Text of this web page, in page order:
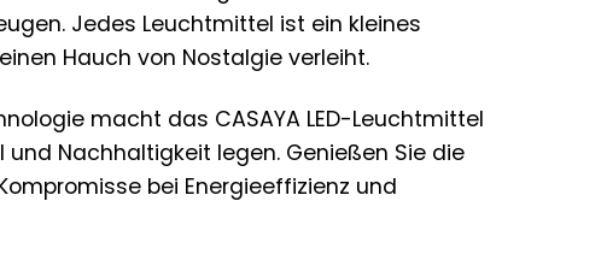
Jedes Leuchtmittel ist ein kleines
Hauch von Nostalgie verleiht.
macht das CASAYA LED-Leuchtmittel
und Nachhaltigkeit legen. Genießen Sie die
bei Energieeffizienz und